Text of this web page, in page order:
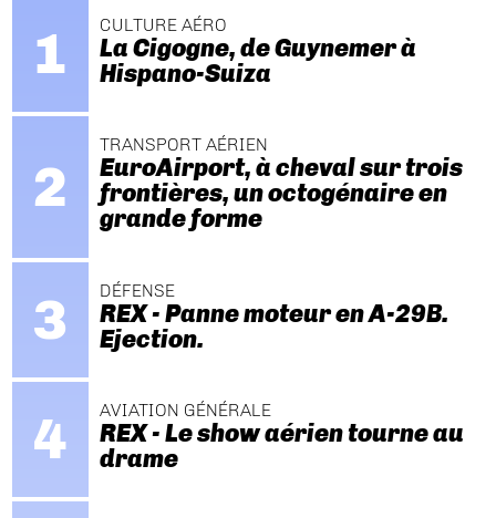
CULTURE AÉRO
La Cigogne, de Guynemer à
Hispano-Suiza
TRANSPORT AÉRIEN
EuroAirport, à cheval sur trois
frontières, un octogénaire en
grande forme
DÉFENSE
REX - Panne moteur en A-29B.
Ejection.
AVIATION GÉNÉRALE
REX - Le show aérien tourne au
drame